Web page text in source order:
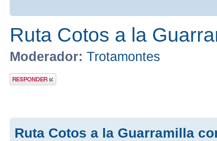
Ruta Cotos a la
Moderador: Trotamontes
Publicar una
respuesta
Ruta Cotos a la Guarramilla